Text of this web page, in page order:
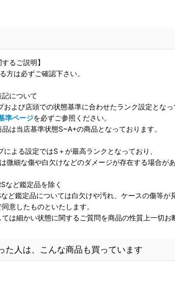
るご説明】
方は必ずご確認下さい。
記について
および店頭での状態基準に合わせたランク設定となっ
準ページを必ずご参照ください。
は当店基準状態S~A+の商品となっております。
よる設定ではS＋が最高ランクとなっており、
微細な傷や白欠けなどのダメージが存在する場合があ
など鑑定品を除く
ど鑑定品については白欠けや汚れ、ケースの傷等が
意したものといたします。
は細かい状態に関するご質問を商品の性質上一切お
た人は、こんな商品も買っています